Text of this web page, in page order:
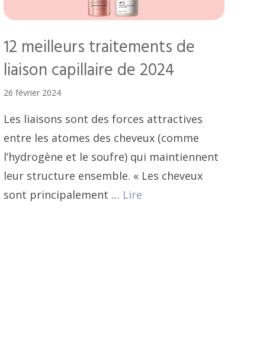
12 meilleurs traitements de
liaison capillaire de 2024
26 février 2024
Les liaisons sont des forces attractives
entre les atomes des cheveux (comme
l’hydrogène et le soufre) qui maintiennent
leur structure ensemble. « Les cheveux
sont principalement … Lire